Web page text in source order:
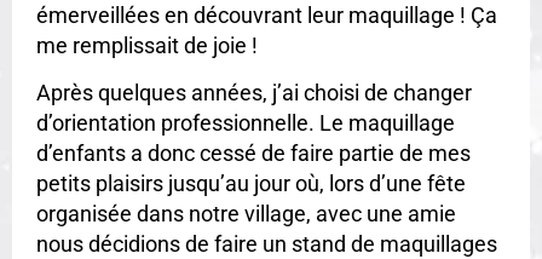
émerveillées en découvrant leur maquillage ! Ça
me remplissait de joie !
Après quelques années, j’ai choisi de changer
d’orientation professionnelle. Le maquillage
d’enfants a donc cessé de faire partie de mes
petits plaisirs jusqu’au jour où, lors d’une fête
organisée dans notre village, avec une amie
nous décidions de faire un stand de maquillages